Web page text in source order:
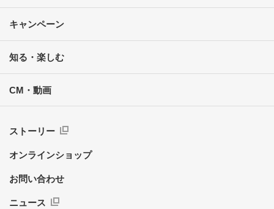
キャンペーン
知る・楽しむ
CM・動画
ストーリー
オンラインショップ
お問い合わせ
ニュース